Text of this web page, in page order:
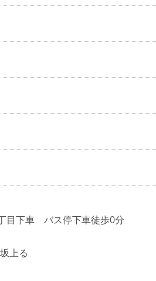
下車 バス停下車徒歩0分
上る